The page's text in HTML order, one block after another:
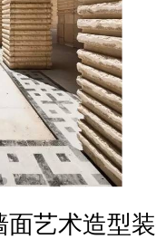
面艺术造型